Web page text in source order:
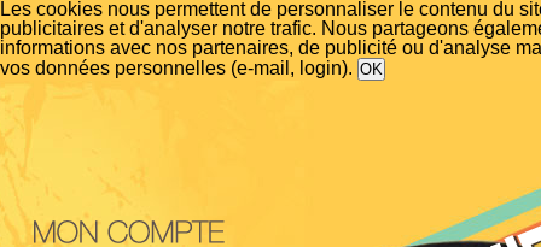
Les cookies nous permettent de personnaliser le contenu du
publicitaires et d'analyser notre trafic. Nous partageons
informations avec nos partenaires, de publicité ou d'analyse
vos données personnelles (e-mail, login).